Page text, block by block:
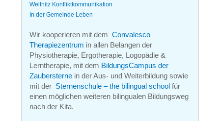
Wellnitz Konfliktkommunikation
In der Gemeinde Leben
Wir kooperieren mit dem Convalesco
Therapiezentrum in allen Belangen der
Physiotherapie, Ergotherapie, Logopädie &
Lerntherapie, mit dem BildungsCampus der
Zaubersterne in der Aus- und Weiter­bildung sowie
mit der Sternenschule – the bilingual school für
einen möglichen weiteren bilingualen Bildungsweg
nach der Kita.